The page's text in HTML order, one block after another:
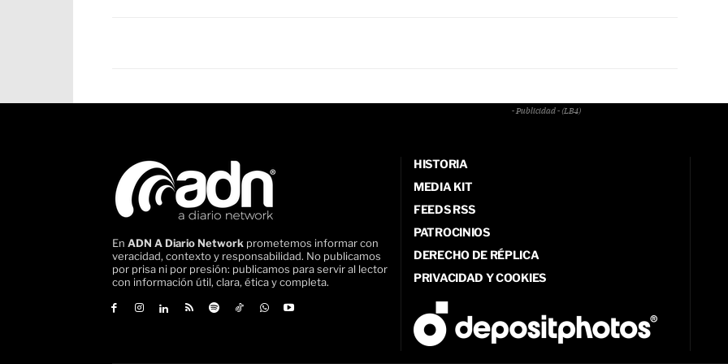
- Publicidad - (LB4)
En ADN A Diario Network prometemos informar con
veracidad, contexto y responsabilidad. No publicamos
por prisa ni por presión: publicamos para servir al lector
con información útil, clara, ética y completa.
HISTORIA
MEDIA KIT
FEEDS RSS
PATROCINIOS
DERECHO DE RÉPLICA
PRIVACIDAD Y COOKIES